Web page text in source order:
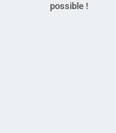
possible !